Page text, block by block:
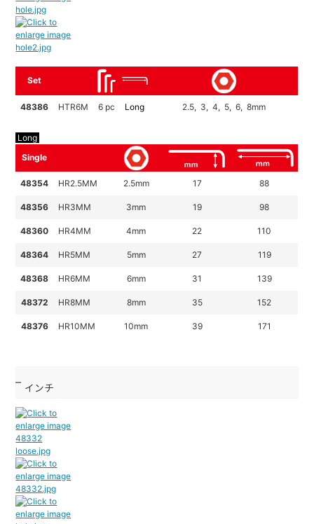
Set
48386 HTR6M 6 pc Long 2.5, 3, 4, 5, 6, 8mm
Long
Single
48354 HR2.5MM 2.5mm 17 88
48356 HR3MM 3mm 19 98
48360 HR4MM 4mm 22 110
48364 HR5MM 5mm 27 119
48368 HR6MM 6mm 31 139
48372 HR8MM 8mm 35 152
48376 HR10MM 10mm 39 171
インチ